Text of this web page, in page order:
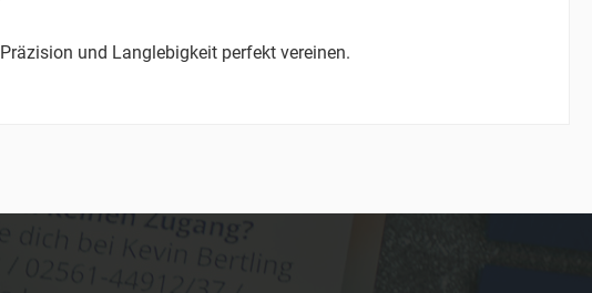
und Langlebigkeit perfekt vereinen.